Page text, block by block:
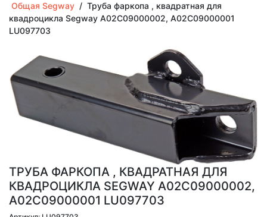
Общая Segway / Труба фаркопа , квадратная для
квадроцикла Segway A02C09000002, A02C09000001
LU097703
ТРУБА ФАРКОПА , КВАДРАТНАЯ ДЛЯ
КВАДРОЦИКЛА SEGWAY A02C09000002,
A02C09000001 LU097703